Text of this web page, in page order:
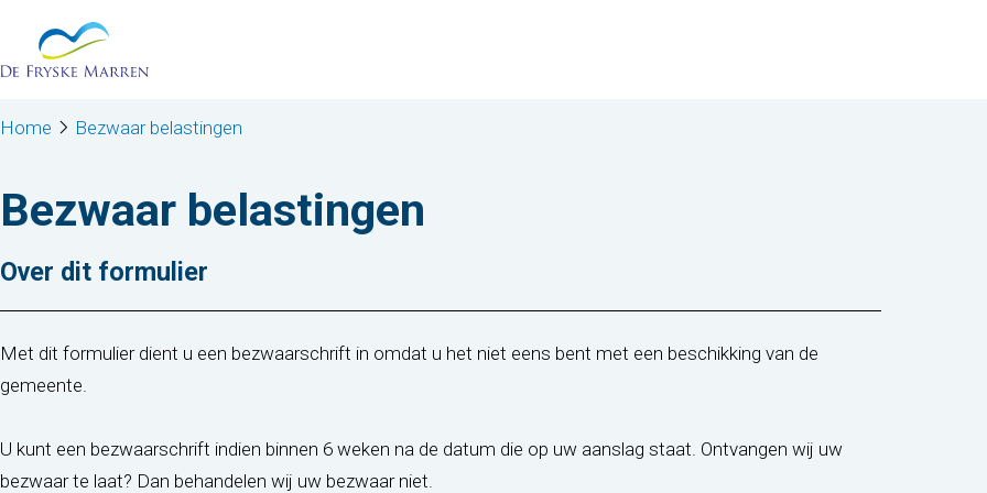
Ga naar de inhoud
Home Bezwaar belastingen
Bezwaar belastingen
Over dit formulier
Met dit formulier dient u een bezwaarschrift in omdat u het niet eens bent met een beschikking van de
gemeente.
U kunt een bezwaarschrift indien binnen 6 weken na de datum die op uw aanslag staat. Ontvangen wij uw
bezwaar te laat? Dan behandelen wij uw bezwaar niet.